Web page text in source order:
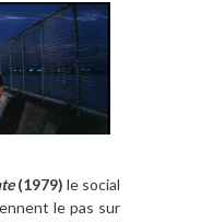
(1979) le social
le pas sur